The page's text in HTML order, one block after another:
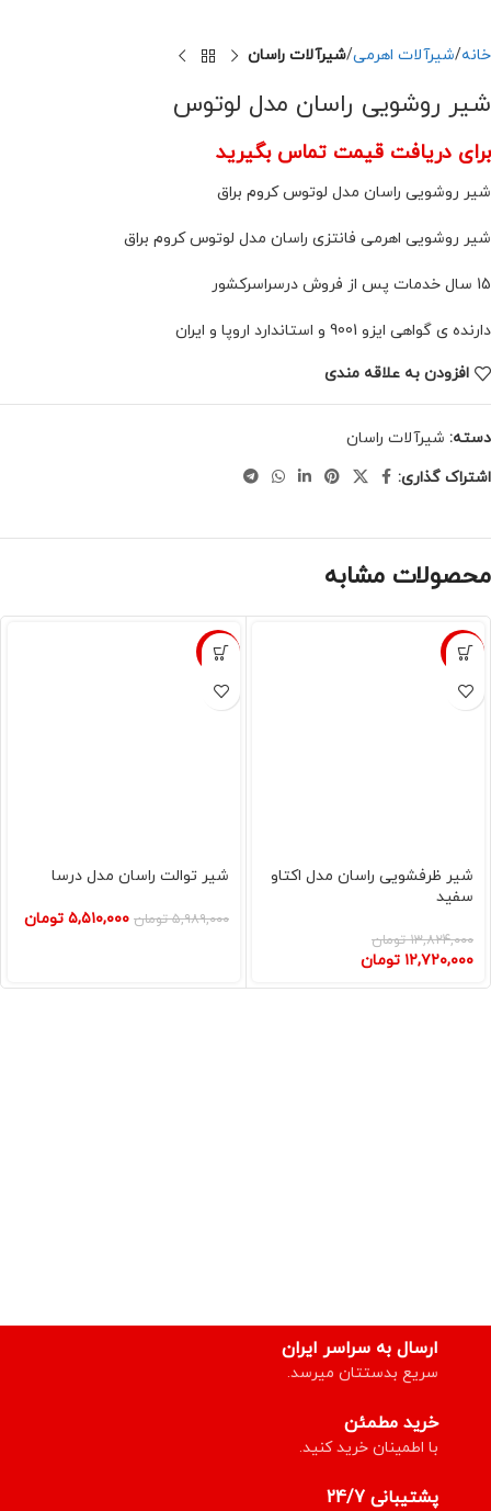
خانه شیرآلات اهرمی شیرآلات راسان
شیر روشویی راسان مدل لوتوس
برای دریافت قیمت تماس بگیرید
شیر روشویی راسان مدل لوتوس کروم براق
شیر روشویی اهرمی فانتزی راسان مدل لوتوس کروم براق
15 سال خدمات پس از فروش درسراسرکشور
دارنده ی گواهی ایزو 9001 و استاندارد اروپا و ایران
افزودن به علاقه مندی
دسته: شیرآلات راسان
اشتراک گذاری:
محصولات مشابه
-8%
شیر ظرفشویی راسان مدل اکتاو
سفید
۱۳,۸۲۴,۰۰۰ تومان
۱۲,۷۲۰,۰۰۰ تومان
-8%
شیر توالت راسان مدل درسا
۵,۹۸۹,۰۰۰ تومان ۵,۵۱۰,۰۰۰ تومان
ارسال به سراسر ایران
سریع بدستتان میرسد.
خرید مطمئن
با اطمینان خرید کنید.
پشتیبانی 24/7